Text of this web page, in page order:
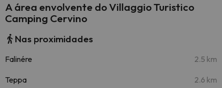
A área envolvente do Villaggio Turistico
Camping Cervino
Nas proximidades
Falinére 2.5 km
Teppa 2.6 km